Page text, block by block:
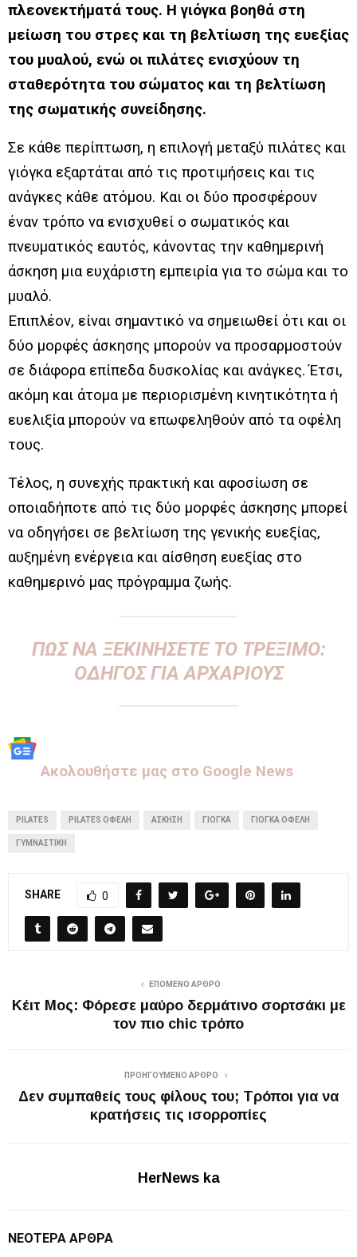
πλεονεκτήματά τους. Η γιόγκα βοηθά στη
μείωση του στρες και τη βελτίωση της ευεξίας
του μυαλού, ενώ οι πιλάτες ενισχύουν τη
σταθερότητα του σώματος και τη βελτίωση
της σωματικής συνείδησης.
Σε κάθε περίπτωση, η επιλογή μεταξύ πιλάτες και
γιόγκα εξαρτάται από τις προτιμήσεις και τις
ανάγκες κάθε ατόμου. Και οι δύο προσφέρουν
έναν τρόπο να ενισχυθεί ο σωματικός και
πνευματικός εαυτός, κάνοντας την καθημερινή
άσκηση μια ευχάριστη εμπειρία για το σώμα και το
μυαλό.
Επιπλέον, είναι σημαντικό να σημειωθεί ότι και οι
δύο μορφές άσκησης μπορούν να προσαρμοστούν
σε διάφορα επίπεδα δυσκολίας και ανάγκες. Έτσι,
ακόμη και άτομα με περιορισμένη κινητικότητα ή
ευελιξία μπορούν να επωφεληθούν από τα οφέλη
τους.
Τέλος, η συνεχής πρακτική και αφοσίωση σε
οποιαδήποτε από τις δύο μορφές άσκησης μπορεί
να οδηγήσει σε βελτίωση της γενικής ευεξίας,
αυξημένη ενέργεια και αίσθηση ευεξίας στο
καθημερινό μας πρόγραμμα ζωής.
ΠΩΣ ΝΑ ΞΕΚΙΝΉΣΕΤΕ ΤΟ ΤΡΈΞΙΜΟ:
ΟΔΗΓΌΣ ΓΙΑ ΑΡΧΆΡΙΟΥΣ
Aκολουθήστε μας στo Google News
PILATES PILATES ΟΦΈΛΗ ΆΣΚΗΣΗ ΓΙΌΓΚΑ ΓΙΌΓΚΑ ΟΦΈΛΗ
ΓΥΜΝΑΣΤΙΚΉ
SHARE 0
ΕΠΌΜΕΝΟ ΆΡΘΡΟ
Κέιτ Μος: Φόρεσε μαύρο δερμάτινο σορτσάκι με
τον πιο chic τρόπο
ΠΡΟΗΓΟΎΜΕΝΟ ΆΡΘΡΟ
Δεν συμπαθείς τους φίλους του; Τρόποι για να
κρατήσεις τις ισορροπίες
HerNews ka
ΝΕΌΤΕΡΑ ΆΡΘΡΑ